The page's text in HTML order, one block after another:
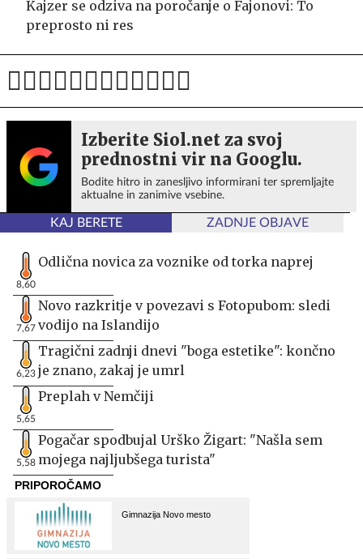
Kajzer se odziva na poročanje o Fajonovi: To
preprosto ni res
Izberite Siol.net za svoj
prednostni vir na Googlu.
Bodite hitro in zanesljivo informirani ter spremljajte
aktualne in zanimive vsebine.
Klubska kolegica Urške Žigart do velike zmage:
Hotela sem odnehati, vendar po vsem delu ekipe
nisem mogla